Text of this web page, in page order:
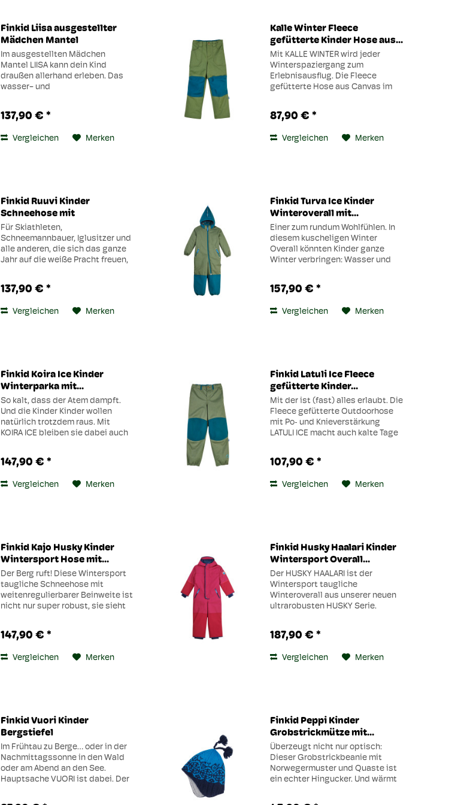
Finkid Liisa ausgestellter
Mädchen Mantel
Im ausgestellten Mädchen
Mantel LIISA kann dein Kind
draußen allerhand erleben. Das
wasser- und
verzeiht viel, sein winddichtes,
wasserfestes Material halten
– an besonders...
137,90 € *
Vergleichen Merken
Kalle Winter Fleece
gefütterte Kinder Hose aus...
Mit KALLE WINTER wird jeder
Winterspaziergang zum
Erlebnisausflug. Die Fleece
gefütterte Hose aus Canvas im
verspricht: Aus robustem
Material und mit praktischer Po‑
durchdacht:...
87,90 € *
Vergleichen Merken
Finkid Ruuvi Kinder
Schneehose mit
abnehmbaren...
Für Skiathleten,
Schneemannbauer, Iglusitzer und
alle anderen, die sich das ganze
Jahr auf die weiße Pracht freuen,
Schneehose mit abnehmbaren
Trägern und Po und
warm,...
137,90 € *
Vergleichen Merken
Finkid Turva Ice Kinder
Winteroverall mit...
Einer zum rundum Wohlfühlen. In
diesem kuscheligen Winter
Overall könnten Kinder ganze
Winter verbringen: Wasser und
atmungsaktiv und wasserfest
hält er bei jedem Wetter warm
Silikonbügel...
157,90 € *
Vergleichen Merken
Finkid Koira Ice Kinder
Winterparka mit...
So kalt, dass der Atem dampft.
Und die Kinder Kinder wollen
natürlich trotzdem raus. Mit
KOIRA ICE bleiben sie dabei auch
Winterparka mit Schneefang und
abnehmbarer Kapuze ist
und...
147,90 € *
Vergleichen Merken
Finkid Latuli Ice Fleece
gefütterte Kinder...
Mit der ist (fast) alles erlaubt. Die
Fleece gefütterte Outdoorhose
mit Po‑ und Knieverstärkung
LATULI ICE macht auch kalte Tage
Sichtbarkeit sorgt der
reflektierende Animal Print und
107,90 € *
Vergleichen Merken
Finkid Kajo Husky Kinder
Wintersport Hose mit...
Der Berg ruft! Diese Wintersport
taugliche Schneehose mit
weitenregulierbarer Beinweite ist
nicht nur super robust, sie sieht
Knie- und Poverstärkung aus
CORDURA hält sie einiges aus,
147,90 € *
Vergleichen Merken
Finkid Husky Haalari Kinder
Wintersport Overall...
Der HUSKY HAALARI ist der
Wintersport taugliche
Winteroverall aus unserer neuen
ultrarobusten HUSKY Serie.
winterfest mit Verstärkungen an
Armen, Beinen und Po und einer
wilde...
187,90 € *
Vergleichen Merken
Finkid Vuori Kinder
Bergstiefel
Im Frühtau zu Berge… oder in der
Nachmittagssonne in den Wald
oder am Abend an den See.
Hauptsache VUORI ist dabei. Der
abweisende Bergstiefel trägt
Finkid Peppi Kinder
Grobstrickmütze mit...
Überzeugt nicht nur optisch:
Dieser Grobstrickbeanie mit
Norwegermuster und Quaste ist
ein echter Hingucker. Und wärmt
und dem eingenähten Innenfutter